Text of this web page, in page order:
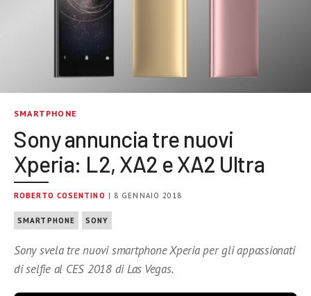
SMARTPHONE
Sony annuncia tre nuovi
Xperia: L2, XA2 e XA2 Ultra
ROBERTO COSENTINO | 8 GENNAIO 2018
SMARTPHONE SONY
Sony svela tre nuovi smartphone Xperia per gli appassionati
di selfie al CES 2018 di Las Vegas.